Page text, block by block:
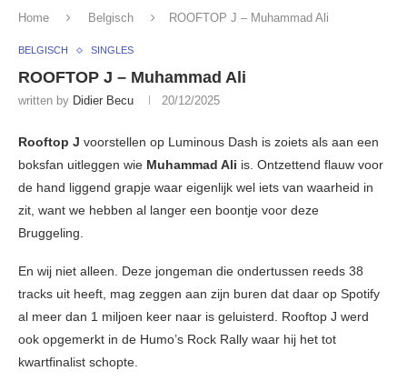
Home Belgisch ROOFTOP J – Muhammad Ali
BELGISCH SINGLES
ROOFTOP J – Muhammad Ali
written by Didier Becu 20/12/2025
Rooftop J voorstellen op Luminous Dash is zoiets als aan een
boksfan uitleggen wie Muhammad Ali is. Ontzettend flauw voor
de hand liggend grapje waar eigenlijk wel iets van waarheid in
zit, want we hebben al langer een boontje voor deze
Bruggeling.
En wij niet alleen. Deze jongeman die ondertussen reeds 38
tracks uit heeft, mag zeggen aan zijn buren dat daar op Spotify
al meer dan 1 miljoen keer naar is geluisterd. Rooftop J werd
ook opgemerkt in de Humo’s Rock Rally waar hij het tot
kwartfinalist schopte.